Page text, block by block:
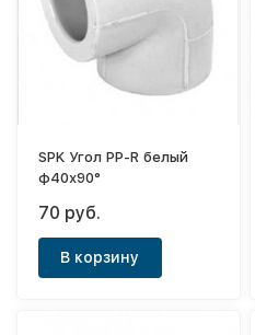
SPK Угол PP-R белый
ф40х90°
70 руб.
В корзину